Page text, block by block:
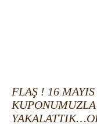
FLAŞ ! 16